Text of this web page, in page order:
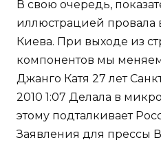
В свою очередь,
иллюстрацией провала
Киева. При выходе из
компонентов мы меняем
Джанго Катя 27 лет
2010 1:07 Делала в
этому подталкивает
Заявления для прессы